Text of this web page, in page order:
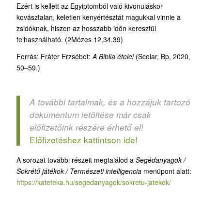
Ezért is kellett az Egyiptomból való kivonuláskor
kovásztalan, keletlen kenyértésztát magukkal vinnie a
zsidóknak, hiszen az hosszabb időn keresztül
felhasználható. (2Mózes 12,34.39)
Forrás: Fráter Erzsébet: A Biblia ételei(Scolar, Bp, 2020,
50–59.)
A további tartalmak, és a hozzájuk tartozó
dokumentum letöltése már csak
előfizetőink részére érhető el!
Előfizetéshez kattintson ide!
A sorozat további részeit megtalálod a Segédanyagok /
Sokrétű játékok / Természeti intelligenciamenüpont alatt:
https://kateteka.hu/segedanyagok/sokretu-jatekok/